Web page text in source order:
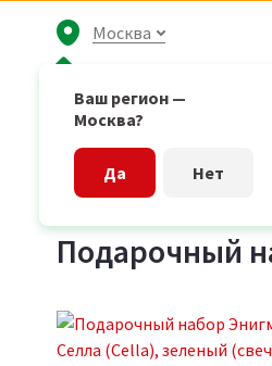
Москва
Ваш регион —
Москва?
Да Нет
Главная страница
Подарочный